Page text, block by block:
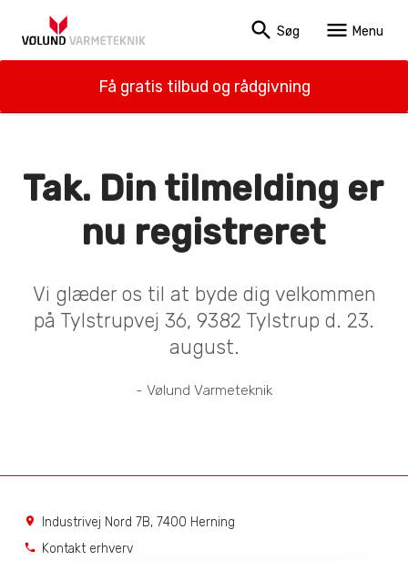
search Søg menu Menu
Få gratis tilbud og rådgivning
Tak. Din tilmelding er
nu registreret
Vi glæder os til at byde dig velkommen
på Tylstrupvej 36, 9382 Tylstrup d. 23.
august.
- Vølund Varmeteknik
location_on Industrivej Nord 7B, 7400 Herning
phone Kontakt erhverv